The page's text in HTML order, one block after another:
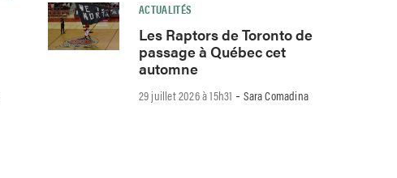
ACTUALITÉS
Les Raptors de Toronto de
passage à Québec cet
automne
29 juillet 2026 à 15h31 -Sara Comadina